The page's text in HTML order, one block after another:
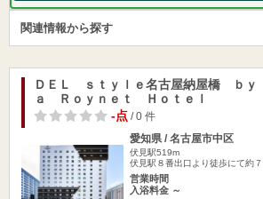
関連情報から探す
ＤＥＬ ｓｔｙｌｅ名古屋納屋橋 ｂ
ａ Ｒｏｙｎｅｔ Ｈｏｔｅｌ
-点/ 0 件
愛知県 / 名古屋市中区
伏見駅519m
伏見駅８番出口より徒歩にて約
営業時間
入浴料金 ～